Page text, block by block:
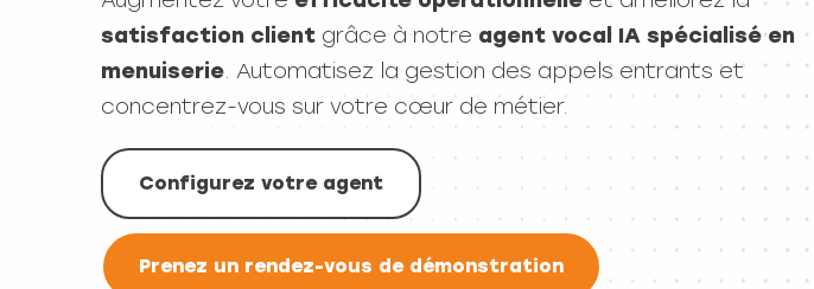
satisfaction client grâce à notreagent vocal IA spécialisé en
menuiserie. Automatisez la gestion des appels entrants et
concentrez-vous sur votre cœur de métier.
Configurez votre agent
Prenez un rendez-vous de démonstration